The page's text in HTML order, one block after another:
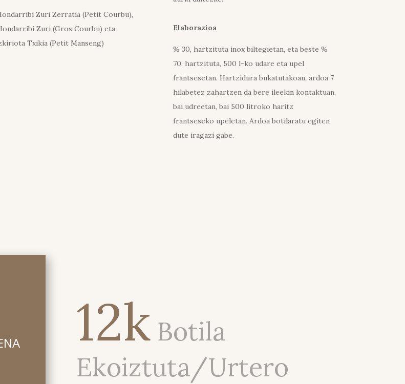
Zuri Zerratia (Petit Courbu),
Zuri (Gros Courbu) eta
Txikia (Petit Manseng)
Elaborazioa
% 30, hartzituta inox biltegietan, eta beste %
70, hartzituta, 500 l-ko udare eta upel
frantsesetan. Hartzidura bukatutakoan, ardoa 7
hilabetez zahartzen da bere ileekin kontaktuan,
bai udreetan, bai 500 litroko haritz
frantseseko upeletan. Ardoa botilaratu egiten
dute iragazi gabe.
12k Botila
Ekoiztuta/Urtero